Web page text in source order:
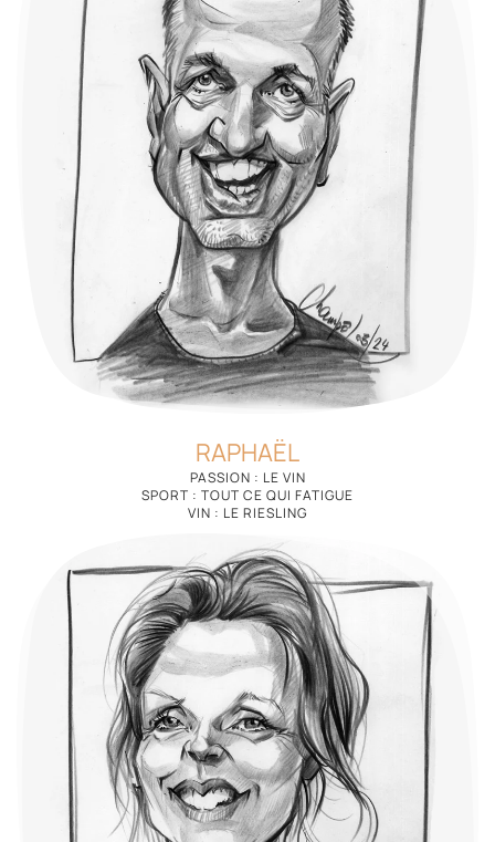
RAPHAËL
PASSION : LE VIN
SPORT : TOUT CE QUI FATIGUE
VIN : LE RIESLING